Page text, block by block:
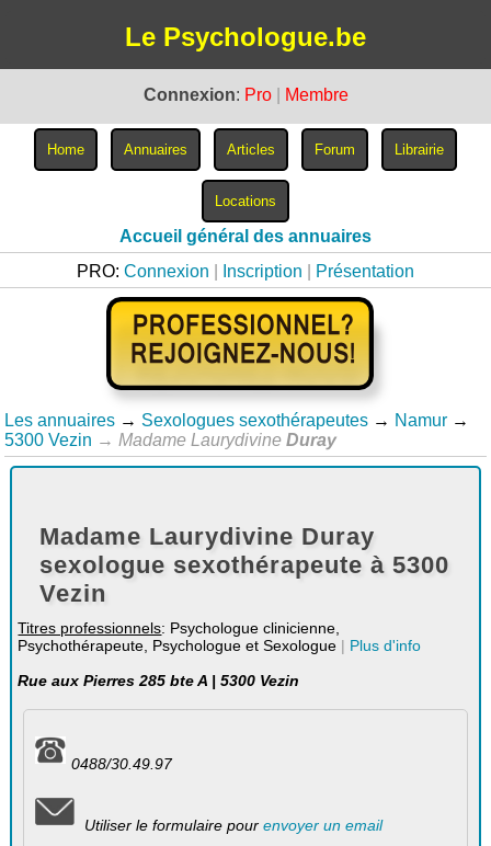
Le Psychologue.be
Connexion: Pro Membre
Accueil général des annuaires
PRO: Connexion Inscription Présentation
Les annuaires → Sexologues sexothérapeutes → Namur →
5300 Vezin → Madame LaurydivineDuray
Madame Laurydivine Duray
sexologue sexothérapeute à 5300
Vezin
Titres professionnels: Psychologue clinicienne,
Psychothérapeute, Psychologue et Sexologue | Plus d'info
Rue aux Pierres 285 bte A | 5300 Vezin
0488/30.49.97
Utiliser le formulaire pour envoyer un email